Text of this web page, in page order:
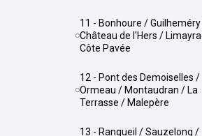
11 - Bonhoure / Guilheméry /
Château de l'Hers /
Côte Pavée
12 - Pont des Demoiselles /
Ormeau / Montaudran / La
Terrasse / Malepère
13 - Rangueil / Sauzelong /